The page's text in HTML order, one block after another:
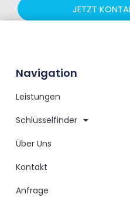
JETZT
Navigation
Leistungen
Schlüsselfinder
Über Uns
Kontakt
Anfrage